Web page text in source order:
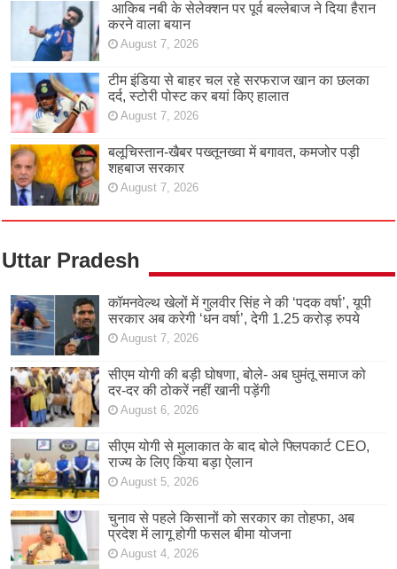
आकिब नबी के सेलेक्शन पर पूर्व बल्लेबाज ने दिया हैरान
करने वाला बयान
August 7, 2026
टीम इंडिया से बाहर चल रहे सरफराज खान का छलका
दर्द, स्टोरी पोस्ट कर बयां किए हालात
August 7, 2026
बलूचिस्तान-खैबर पख्तूनख्वा में बगावत, कमजोर पड़ी
शहबाज सरकार
August 7, 2026
Uttar Pradesh
कॉमनवेल्थ खेलों में गुलवीर सिंह ने की ‘पदक वर्षा’, यूपी
सरकार अब करेगी ‘धन वर्षा’, देगी 1.25 करोड़ रुपये
August 7, 2026
सीएम योगी की बड़ी घोषणा, बोले- अब घुमंतू समाज को
दर-दर की ठोकरें नहीं खानी पड़ेंगी
August 6, 2026
सीएम योगी से मुलाकात के बाद बोले फ्लिपकार्ट CEO,
राज्य के लिए किया बड़ा ऐलान
August 5, 2026
चुनाव से पहले किसानों को सरकार का तोहफा, अब
प्रदेश में लागू होगी फसल बीमा योजना
August 4, 2026